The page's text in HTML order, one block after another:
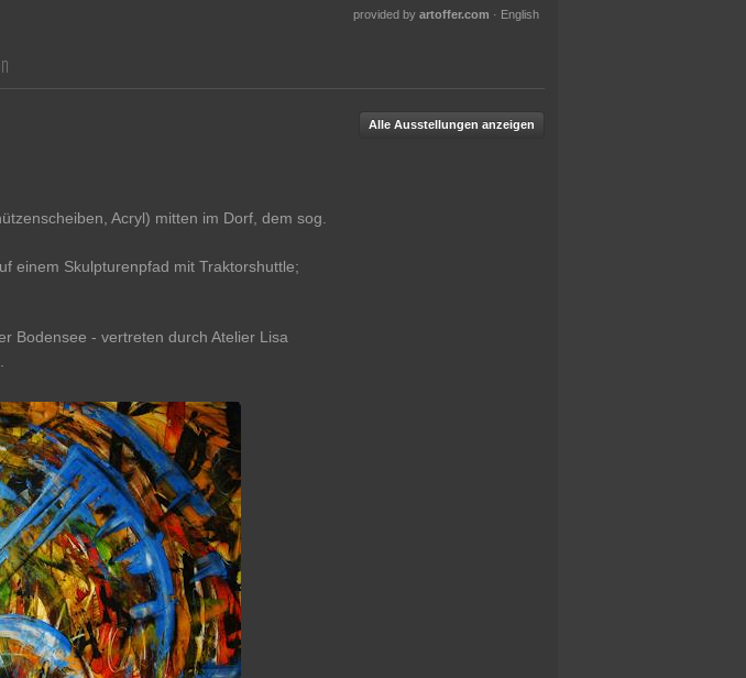
provided by artoffer.com · English
Acryl) mitten im Dorf, dem sog.
einem Skulpturenpfad mit Traktorshuttle;
Bodensee - vertreten durch Atelier Lisa
Alle Ausstellungen anzeigen